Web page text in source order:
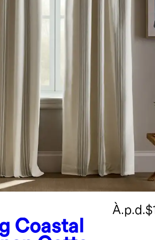
Coastal
À.p.d.